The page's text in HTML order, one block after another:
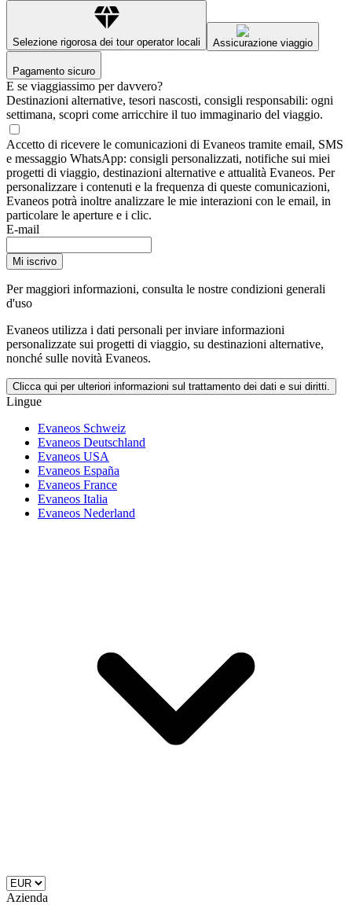
Selezione rigorosa dei tour operator locali Assicurazione viaggio
Pagamento sicuro
E se viaggiassimo per davvero?
Destinazioni alternative, tesori nascosti, consigli responsabili: ogni
settimana, scopri come arricchire il tuo immaginario del viaggio.
Accetto di ricevere le comunicazioni di Evaneos tramite email, SMS
e messaggio WhatsApp: consigli personalizzati, notifiche sui miei
progetti di viaggio, destinazioni alternative e attualità Evaneos. Per
personalizzare i contenuti e la frequenza di queste comunicazioni,
Evaneos potrà inoltre analizzare le mie interazioni con le email, in
particolare le aperture e i clic.
E-mail
Mi iscrivo
Per maggiori informazioni, consulta le nostre condizioni generali
d'uso
Evaneos utilizza i dati personali per inviare informazioni
personalizzate sui progetti di viaggio, su destinazioni alternative,
nonché sulle novità Evaneos.
Clicca qui per ulteriori informazioni sul trattamento dei dati e sui diritti.
Lingue
Evaneos Schweiz
Evaneos Deutschland
Evaneos USA
Evaneos España
Evaneos France
Evaneos Italia
Evaneos Nederland
Azienda